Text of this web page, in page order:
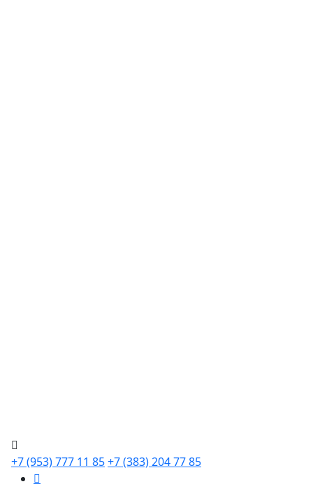
+7 (953) 777 11 85+7 (383) 204 77 85